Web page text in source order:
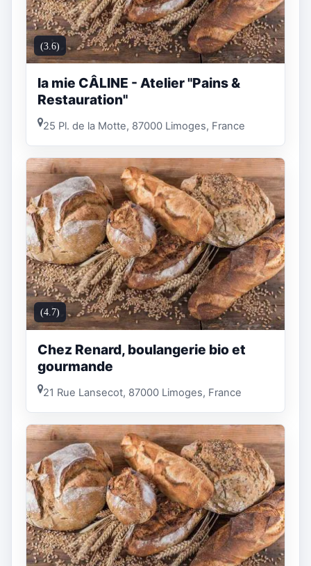
(3.6)
la mie CÂLINE - Atelier "Pains &
Restauration"
25 Pl. de la Motte, 87000 Limoges, France
(4.7)
Chez Renard, boulangerie bio et
gourmande
21 Rue Lansecot, 87000 Limoges, France